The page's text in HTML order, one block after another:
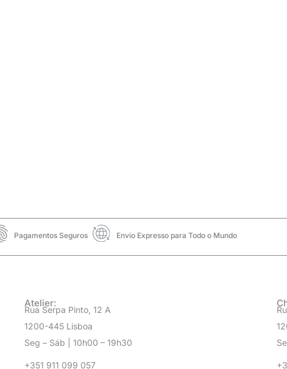
Pagamentos Seguros Envio Expresso para Todo o Mundo
Atelier:
Rua Serpa Pinto, 12 A
1200-445 Lisboa
Seg – Sáb | 10h00 – 19h30
+351 911 099 057